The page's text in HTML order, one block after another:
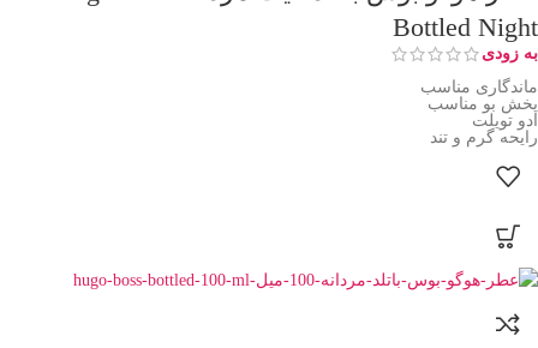
Bottled Night
به زودی
ماندگاری مناسب
پخش بو مناسب
ادو تویلت
رایحه گرم و تند